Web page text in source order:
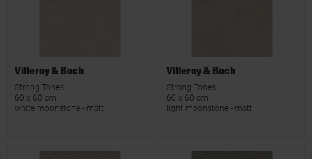
Villeroy & Boch
Strong Tones
60 x 60 cm
white moonstone - matt
Villeroy & Boch
Strong Tones
60 x 60 cm
light moonstone - matt